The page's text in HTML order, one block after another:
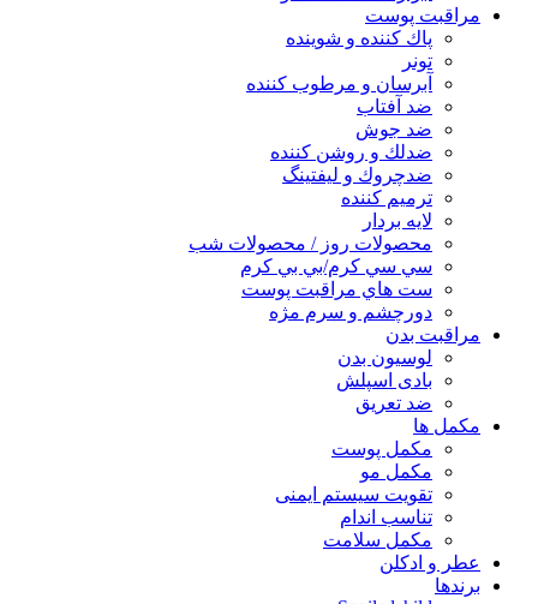
مراقبت پوست
پاك كننده و شوينده
تونر
آبرسان و مرطوب كننده
ضد آفتاب
ضد جوش
ضدلك و روشن كننده
ضدچروك و ليفتينگ
ترميم كننده
لايه بردار
محصولات روز / محصولات شب
سي سي كرم/بي بي كرم
ست هاي مراقبت پوست
دورچشم و سرم مژه
مراقبت بدن
لوسیون بدن
بادی اسپلش
ضد تعریق
مكمل ها
مکمل پوست
مکمل مو
تقویت سیستم ایمنی
تناسب اندام
مکمل سلامت
عطر و ادکلن
برندها